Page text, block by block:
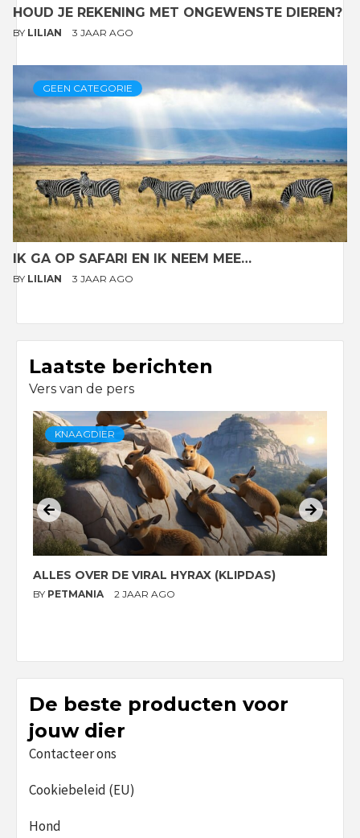
HOUD JE REKENING MET ONGEWENSTE DIEREN?
BY LILIAN 3 JAAR AGO
GEEN CATEGORIE
IK GA OP SAFARI EN IK NEEM MEE…
BY LILIAN 3 JAAR AGO
Laatste berichten
Vers van de pers
KNAAGDIER
ALLES OVER DE VIRAL HYRAX (KLIPDAS)
BY PETMANIA 2 JAAR AGO
De beste producten voor
jouw dier
Contacteer ons
Cookiebeleid (EU)
Hond